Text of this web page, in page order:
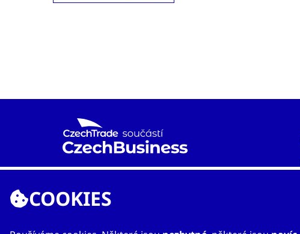
průmyslu a obchodu s cílem rozvíjet mezinárodní
obchod a vzájemnou spolupráci mezi českými a
COOKIES